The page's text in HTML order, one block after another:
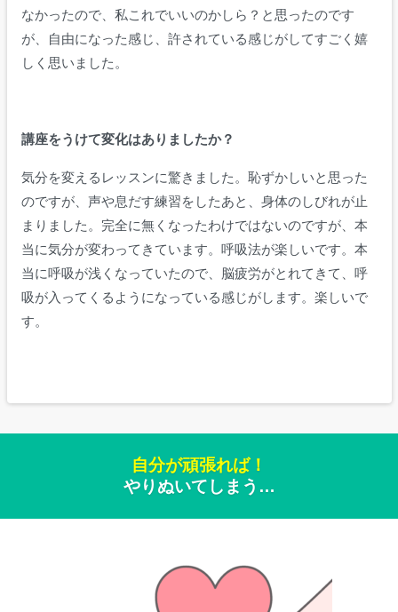
なかったので、私これでいいのかしら？と思ったのです
が、自由になった感じ、許されている感じがしてすごく嬉
しく思いました。
講座をうけて変化はありましたか？
気分を変えるレッスンに驚きました。恥ずかしいと思った
のですが、声や息だす練習をしたあと、身体のしびれが止
まりました。 完全に無くなったわけではないのですが、本
当に気分が変わってきています。呼吸法が楽しいです。本
当に呼吸が浅くなっていたので、 脳疲労がとれてきて、呼
吸が入ってくるようになっている感じがします。楽しいで
す。
自分が頑張れば！
やりぬいてしまう…